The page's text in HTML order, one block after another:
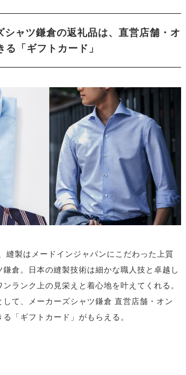
ャツ鎌倉の返礼品は、直営店舗・オ
「ギフトカード」
縫製はメードインジャパンにこだわった上質
倉。日本の縫製技術は細かな職人技と卓越し
ランク上の見栄えと着心地を叶えてくれる。
て、メーカーズシャツ鎌倉 直営店舗・オン
「ギフトカード」がもらえる。